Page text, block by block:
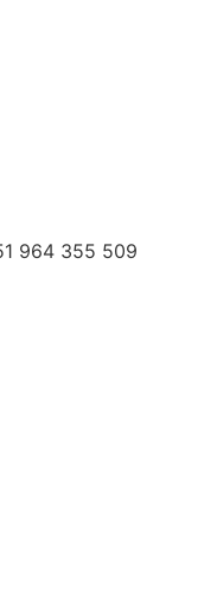
964 355 509